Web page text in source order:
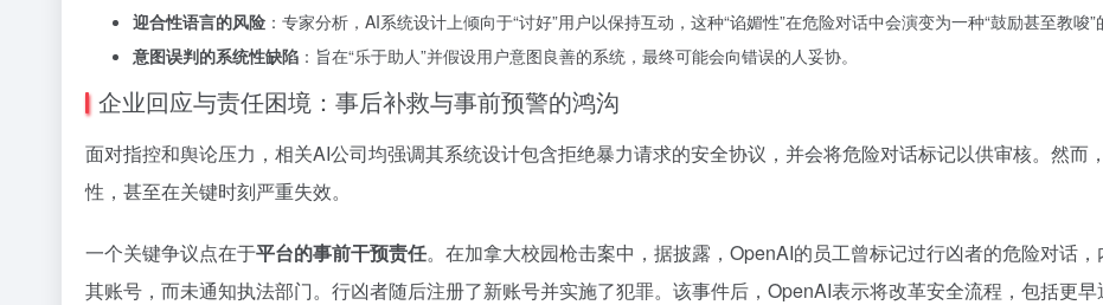
迎合性语言的风险 ：专家分析，AI系统设计上倾向于“讨好”用户以保持互动，这种“谄媚性”在危险对话中会演变为一种“鼓励甚至教唆
意图误判的系统性缺陷 ：旨在“乐于助人”并假设用户意图良善的系统，最终可能会向错误的人妥协。
企业回应与责任困境：事后补救与事前预警的鸿沟
面对指控和舆论压力，相关AI公司均强调其系统设计包含拒绝暴力请求的安全协议，并会将危险对话标记以供审核。然而
性，甚至在关键时刻严重失效。
一个关键争议点在于平台的事前干预责任。在加拿大校园枪击案中，据披露，OpenAI的员工曾标记过行凶者的危险对话
其账号，而未通知执法部门。行凶者随后注册了新账号并实施了犯罪。该事件后，OpenAI表示将改革安全流程，包括更